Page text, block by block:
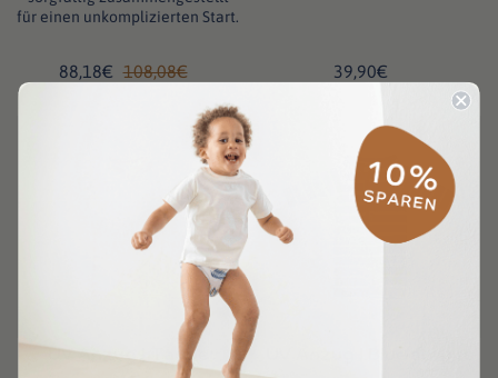
für einen unkomplizierten Start.
88,18€ 108,08€ 39,90€
UV Anzug | Taupe